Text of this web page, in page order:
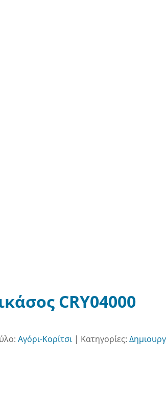
CRY04000
Αγόρι-Κορίτσι| Κατηγορίες: